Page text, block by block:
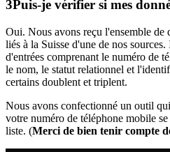
Puis-je vérifier si mes
Oui. Nous avons reçu l'ensemble de
liés à la Suisse d'une de nos
d'entrées comprenant le numéro de
le nom, le statut relationnel et
certains doublent et triplent.
Nous avons confectionné un outil
votre numéro de téléphone mobile
liste. (Merci de bien tenir compte